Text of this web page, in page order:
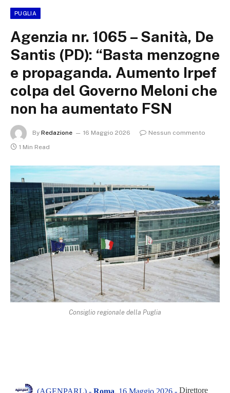
PUGLIA
Agenzia nr. 1065 – Sanità, De
Santis (PD): “Basta menzogne
e propaganda. Aumento Irpef
colpa del Governo Meloni che
non ha aumentato FSN
By Redazione 16 Maggio 2026
Nessun commento
1 Min Read
Consiglio regionale della Puglia
(AGENPARL) - Roma, 16 Maggio 2026 - Direttore